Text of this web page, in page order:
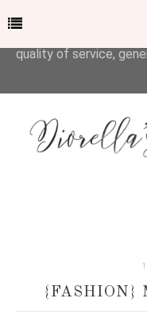
{FASHION}
This site uses cookies
quality of service,